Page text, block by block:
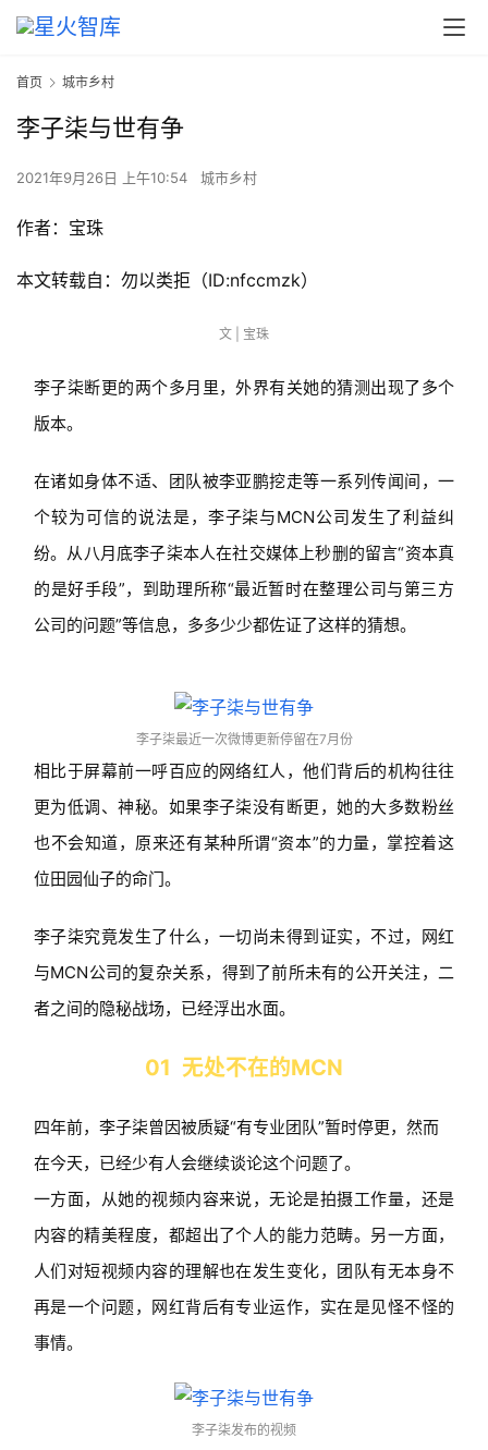
首页 城市乡村
李子柒与世有争
2021年9月26日 上午10:54 城市乡村
作者：宝珠
本文转载自：勿以类拒（ID:nfccmzk）
文 | 宝珠
李子柒断更的两个多月里，外界有关她的猜测出现了多个
版本。
在诸如身体不适、团队被李亚鹏挖走等一系列传闻间，一
个较为可信的说法是，李子柒与MCN公司发生了利益纠
纷。从八月底李子柒本人在社交媒体上秒删的留言“资本真
的是好手段”，到助理所称“最近暂时在整理公司与第三方
公司的问题”等信息，多多少少都佐证了这样的猜想。
李子柒最近一次微博更新停留在7月份
相比于屏幕前一呼百应的网络红人，他们背后的机构往往
更为低调、神秘。如果李子柒没有断更，她的大多数粉丝
也不会知道，原来还有某种所谓“资本”的力量，掌控着这
位田园仙子的命门。
李子柒究竟发生了什么，一切尚未得到证实，不过，网红
与MCN公司的复杂关系，得到了前所未有的公开关注，二
者之间的隐秘战场，已经浮出水面。
01 无处不在的MCN
四年前，李子柒曾因被质疑“有专业团队”暂时停更，然而
在今天，已经少有人会继续谈论这个问题了。
一方面，从她的视频内容来说，无论是拍摄工作量，还是
内容的精美程度，都超出了个人的能力范畴。另一方面，
人们对短视频内容的理解也在发生变化，团队有无本身不
再是一个问题，网红背后有专业运作，实在是见怪不怪的
事情。
李子柒发布的视频